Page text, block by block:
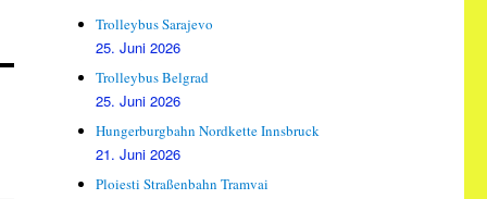
Trolleybus Sarajevo
25. Juni 2026
Trolleybus Belgrad
25. Juni 2026
Hungerburgbahn Nordkette Innsbruck
21. Juni 2026
Ploiesti Straßenbahn Tramvai